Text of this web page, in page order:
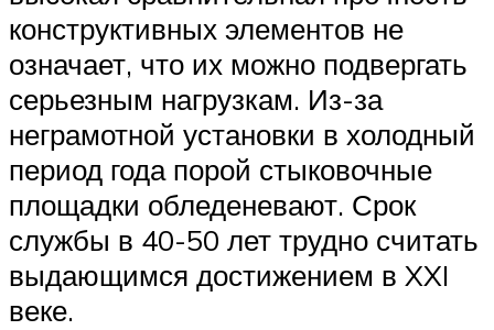
конструктивных элементов не
означает, что их можно подвергать
серьезным нагрузкам. Из-за
неграмотной установки в холодный
период года порой стыковочные
площадки обледеневают. Срок
службы в 40-50 лет трудно считать
выдающимся достижением в XXI
веке.